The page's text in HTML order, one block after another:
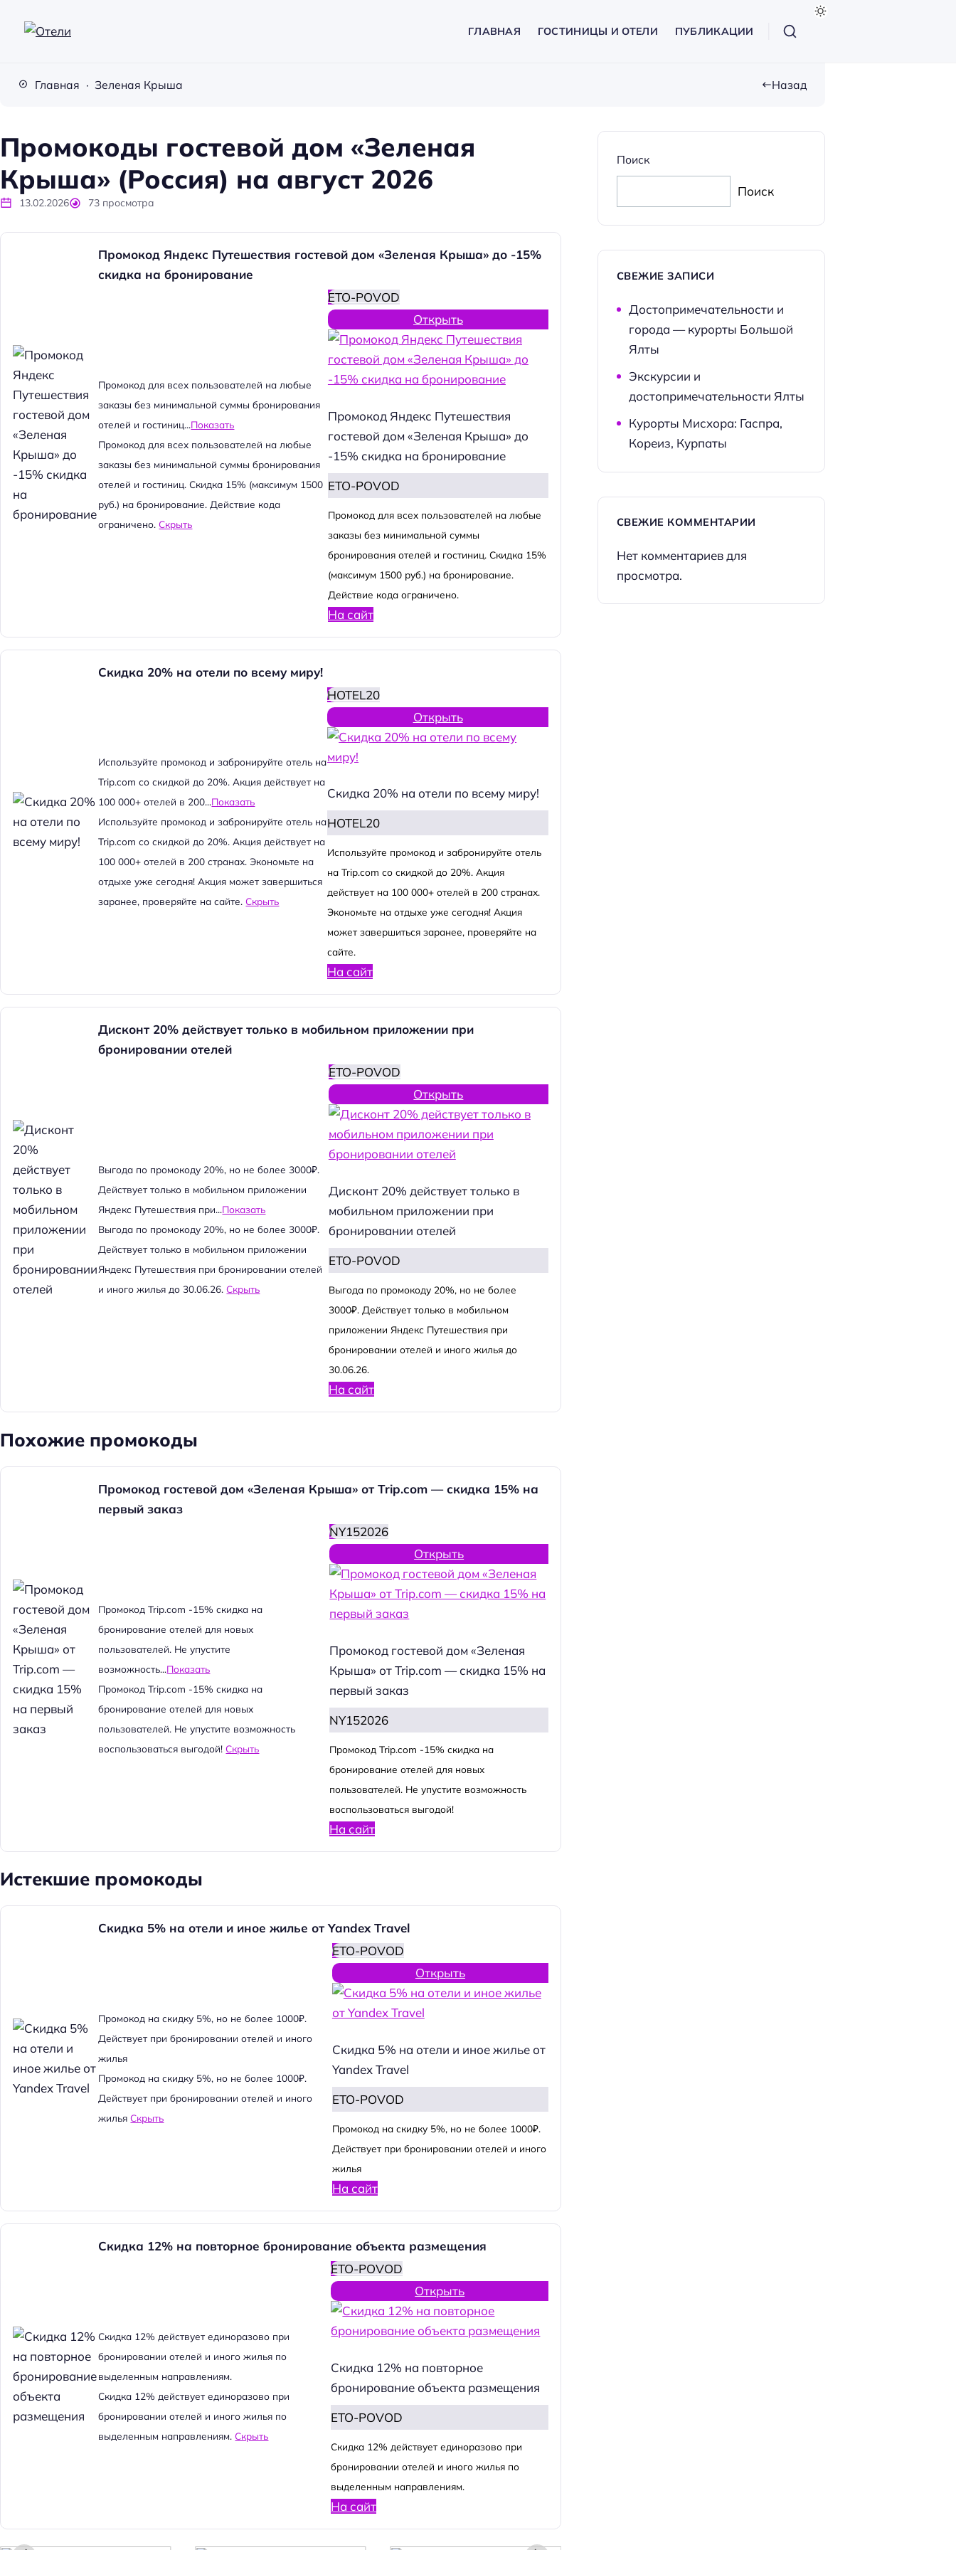
е
ГЛАВНАЯ ГОСТИНИЦЫ И ОТЕЛИ ПУБЛИКАЦИИ
Главная Зеленая Крыша Назад
Промокоды гостевой дом «Зеленая
Крыша» (Россия) на август 2026
13.02.2026 73 просмотра
Промокод Яндекс Путешествия гостевой дом «Зеленая Крыша» до -15%
скидка на бронирование
Промокод для всех пользователей на любые
заказы без минимальной суммы бронирования
отелей и гостиниц...Показать
Промокод для всех пользователей на любые
заказы без минимальной суммы бронирования
отелей и гостиниц. Скидка 15% (максимум 1500
руб.) на бронирование. Действие кода
ограничено.Скрыть
ETO-POVOD
Открыть
Промокод Яндекс Путешествия
гостевой дом «Зеленая Крыша» до
-15% скидка на бронирование
ETO-POVOD
Промокод для всех пользователей на любые
заказы без минимальной суммы
бронирования отелей и гостиниц. Скидка 15%
(максимум 1500 руб.) на бронирование.
Действие кода ограничено.
На сайт
Скидка 20% на отели по всему миру!
Используйте промокод и забронируйте отель на
Trip.com со скидкой до 20%. Акция действует на
100 000+ отелей в 200...Показать
Используйте промокод и забронируйте отель на
Trip.com со скидкой до 20%. Акция действует на
100 000+ отелей в 200 странах. Экономьте на
отдыхе уже сегодня! Акция может завершиться
заранее, проверяйте на сайте.Скрыть
HOTEL20
Открыть
Скидка 20% на отели по всему миру!
HOTEL20
Используйте промокод и забронируйте отель
на Trip.com со скидкой до 20%. Акция
действует на 100 000+ отелей в 200 странах.
Экономьте на отдыхе уже сегодня! Акция
может завершиться заранее, проверяйте на
сайте.
На сайт
Дисконт 20% действует только в мобильном приложении при
бронировании отелей
Выгода по промокоду 20%, но не более 3000₽.
Действует только в мобильном приложении
Яндекс Путешествия при...Показать
Выгода по промокоду 20%, но не более 3000₽.
Действует только в мобильном приложении
Яндекс Путешествия при бронировании отелей
и иного жилья до 30.06.26.Скрыть
ETO-POVOD
Открыть
Дисконт 20% действует только в
мобильном приложении при
бронировании отелей
ETO-POVOD
Выгода по промокоду 20%, но не более
3000₽. Действует только в мобильном
приложении Яндекс Путешествия при
бронировании отелей и иного жилья до
30.06.26.
На сайт
Похожие промокоды
Промокод гостевой дом «Зеленая Крыша» от Trip.com — скидка 15% на
первый заказ
Промокод Trip.com -15% скидка на
бронирование отелей для новых
пользователей. Не упустите
возможность...Показать
Промокод Trip.com -15% скидка на
бронирование отелей для новых
пользователей. Не упустите возможность
воспользоваться выгодой!Скрыть
NY152026
Открыть
Промокод гостевой дом «Зеленая
Крыша» от Trip.com — скидка 15% на
первый заказ
NY152026
Промокод Trip.com -15% скидка на
бронирование отелей для новых
пользователей. Не упустите возможность
воспользоваться выгодой!
На сайт
Истекшие промокоды
Скидка 5% на отели и иное жилье от Yandex Travel
Промокод на скидку 5%, но не более 1000₽.
Действует при бронировании отелей и иного
жилья
Промокод на скидку 5%, но не более 1000₽.
Действует при бронировании отелей и иного
жильяСкрыть
ETO-POVOD
Открыть
Скидка 5% на отели и иное жилье от
Yandex Travel
ETO-POVOD
Промокод на скидку 5%, но не более 1000₽.
Действует при бронировании отелей и иного
жилья
На сайт
Скидка 12% на повторное бронирование объекта размещения
Cкидка 12% действует единоразово при
бронировании отелей и иного жилья по
выделенным направлениям.
Cкидка 12% действует единоразово при
бронировании отелей и иного жилья по
выделенным направлениям.Скрыть
ETO-POVOD
Открыть
Скидка 12% на повторное
бронирование объекта размещения
ETO-POVOD
Cкидка 12% действует единоразово при
бронировании отелей и иного жилья по
выделенным направлениям.
На сайт
Поиск
Поиск
СВЕЖИЕ ЗАПИСИ
Достопримечательности и
города — курорты Большой
Ялты
Экскурсии и
достопримечательности Ялты
Курорты Мисхора: Гаспра,
Кореиз, Курпаты
СВЕЖИЕ КОММЕНТАРИИ
Нет комментариев для
просмотра.